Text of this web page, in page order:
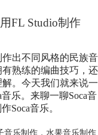
FL Studio制作
出不同风格的民族音
熟练的编曲技巧，还
。今天我们就来说一
乐。来聊一聊Soca音
Soca音乐。
音乐制作， 水果音乐制作